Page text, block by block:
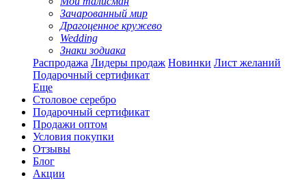
Зачарованный мир
Драгоценное кружево
Wedding
Знаки зодиака
Распродажа Лидеры продаж Новинки Лист желаний
Подарочный сертификат
Еще
Столовое серебро
Подарочный сертификат
Продажи оптом
Условия покупки
Отзывы
Блог
Акции